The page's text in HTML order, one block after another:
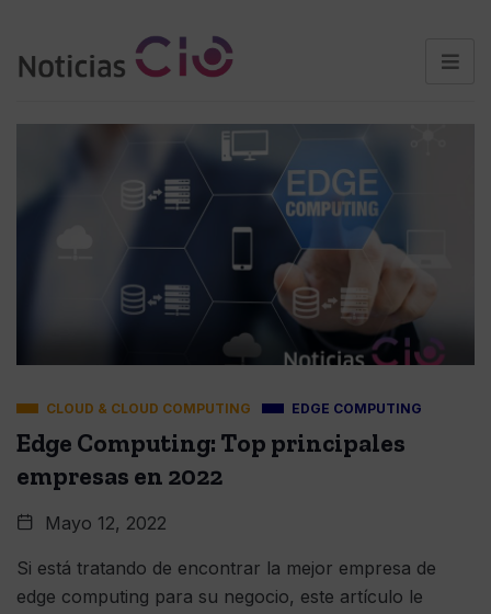
CLOUD & CLOUD COMPUTING EDGE COMPUTING
Edge Computing: Top principales
empresas en 2022
Mayo 12, 2022
Si está tratando de encontrar la mejor empresa de
edge computing para su negocio, este artículo le